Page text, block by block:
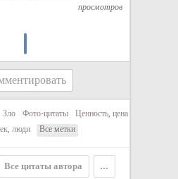
просмотров
Зло Фото-цитаты
Ценность, цена
люди
Все метки
Все цитаты автора ...